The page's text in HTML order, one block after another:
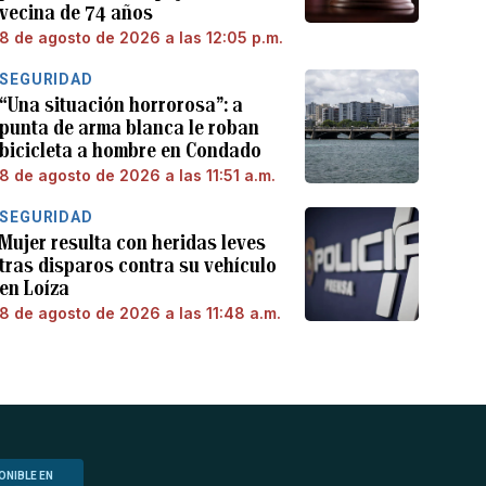
vecina de 74 años
8 de agosto de 2026 a las 12:05 p.m.
SEGURIDAD
“Una situación horrorosa”: a
punta de arma blanca le roban
bicicleta a hombre en Condado
8 de agosto de 2026 a las 11:51 a.m.
SEGURIDAD
Mujer resulta con heridas leves
tras disparos contra su vehículo
en Loíza
8 de agosto de 2026 a las 11:48 a.m.
EN